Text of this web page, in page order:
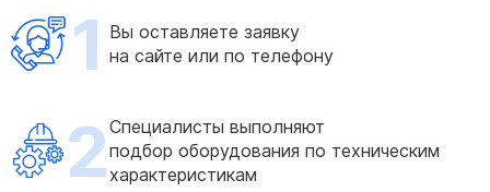
1 Вы оставляете заявку
на сайте или по телефону
2Специалисты выполняют
подбор оборудования по техническим
характеристикам